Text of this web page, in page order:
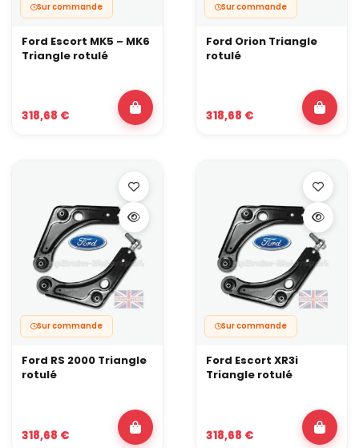
Sur commande
Ford Escort MK5 – MK6
Triangle rotulé
318,68 €
Sur commande
Ford Orion Triangle
rotulé
318,68 €
Sur commande
Ford RS 2000 Triangle
rotulé
318,68 €
Sur commande
Ford Escort XR3i
Triangle rotulé
318,68 €